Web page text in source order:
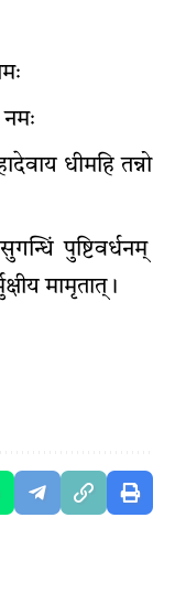
धीमहि तन्नो
पुष्टिवर्धनम्
मामृतात्।